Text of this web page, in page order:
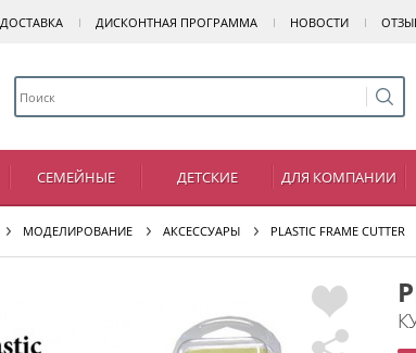
ДОСТАВКА ДИСКОНТНАЯ ПРОГРАММА НОВОСТИ
СЕМЕЙНЫЕ ДЕТСКИЕ ДЛЯ КОМПАНИИ
МОДЕЛИРОВАНИЕ АКСЕССУАРЫ PLASTIC FRAME CUTTER